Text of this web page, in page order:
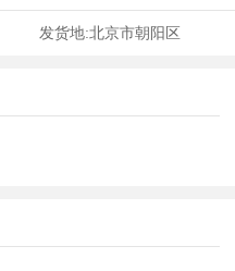
发货地:北京市朝阳区